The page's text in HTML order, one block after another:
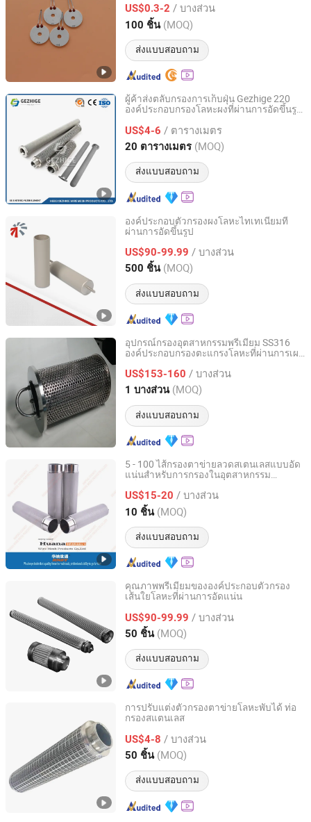
US$0.3-2 / บางส่วน
100 ชิ้น (MOQ)
ส่งแบบสอบถาม
Jiangsu, China อัตราจาก 2023
ผู้ค้าส่งตลับกรองการเก็บฝุ่น Gezhige 220
องค์ประกอบกรองโลหะผงที่ผ่านการอัดขึ้นรูป
แตนเลสที่ผ่านการอัดขึ้นรูป
US$4-6 / ตารางเมตร
20 ตารางเมตร (MOQ)
ส่งแบบสอบถาม
Hebei Gezhige Wire Mesh Products Co., Ltd
Hebei, China อัตราจาก 2022
องค์ประกอบตัวกรองผงโลหะไทเทเนียมที่
ผ่านการอัดขึ้นรูป
US$90-99.99 / บางส่วน
500 ชิ้น (MOQ)
ส่งแบบสอบถาม
CISRI HY&POR TECHNOLOGY CO., LTD.
Beijing, China อัตราจาก 2021
อุปกรณ์กรองอุตสาหกรรมพรีเมียม SS316
องค์ประกอบกรองตะแกรงโลหะที่ผ่านการเผา
US$153-160 / บางส่วน
1 บางส่วน (MOQ)
ส่งแบบสอบถาม
Hebei Yongkun Metal Products Co., Ltd.
Hebei, China อัตราจาก 2022
5 - 100 ไส้กรองตาข่ายลวดสเตนเลสแบบอัด
แน่นสำหรับการกรองในอุตสาหกรรม
US$15-20 / บางส่วน
10 ชิ้น (MOQ)
ส่งแบบสอบถาม
Anping County Huana Wire Mesh Products Co., Ltd.
Hebei, China อัตราจาก 2023
คุณภาพพรีเมียมขององค์ประกอบตัวกรอง
เส้นใยโลหะที่ผ่านการอัดแน่น
US$90-99.99 / บางส่วน
50 ชิ้น (MOQ)
ส่งแบบสอบถาม
CISRI HY&POR TECHNOLOGY CO., LTD.
Beijing, China อัตราจาก 2021
การปรับแต่งตัวกรองตาข่ายโลหะพับได้ ท่อ
กรองสแตนเลส
US$4-8 / บางส่วน
50 ชิ้น (MOQ)
ส่งแบบสอบถาม
Anping County Tengde Metal Wire Mesh Products Co., Ltd.
Hebei, China อัตราจาก 2025